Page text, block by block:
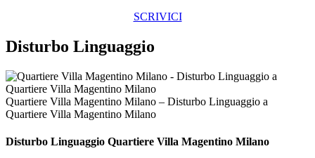
SCRIVICI
Disturbo Linguaggio
Quartiere Villa Magentino Milano – Disturbo Linguaggio a
Quartiere Villa Magentino Milano
Disturbo Linguaggio Quartiere Villa Magentino Milano